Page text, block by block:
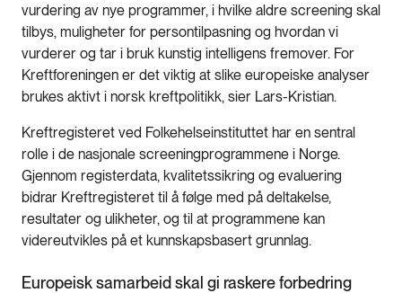
vurdering av nye programmer, i hvilke aldre screening skal
tilbys, muligheter for persontilpasning og hvordan vi
vurderer og tar i bruk kunstig intelligens fremover. For
Kreftforeningen er det viktig at slike europeiske analyser
brukes aktivt i norsk kreftpolitikk, sier Lars-Kristian.
Kreftregisteret ved Folkehelseinstituttet har en sentral
rolle i de nasjonale screeningprogrammene i Norge.
Gjennom registerdata, kvalitetssikring og evaluering
bidrar Kreftregisteret til å følge med på deltakelse,
resultater og ulikheter, og til at programmene kan
videreutvikles på et kunnskapsbasert grunnlag.
Europeisk samarbeid skal gi raskere forbedring